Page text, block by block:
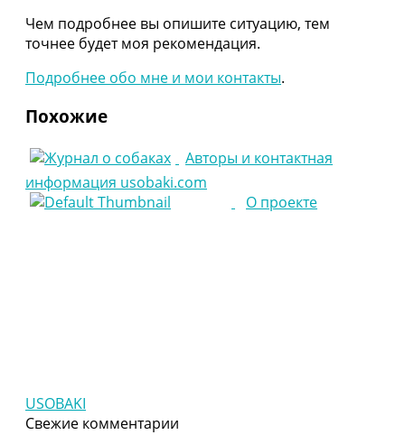
Чем подробнее вы опишите ситуацию, тем
точнее будет моя рекомендация.
Подробнее обо мне и мои контакты.
Похожие
Авторы и контактная
информация usobaki.com
О проекте
USOBAKI
Свежие комментарии